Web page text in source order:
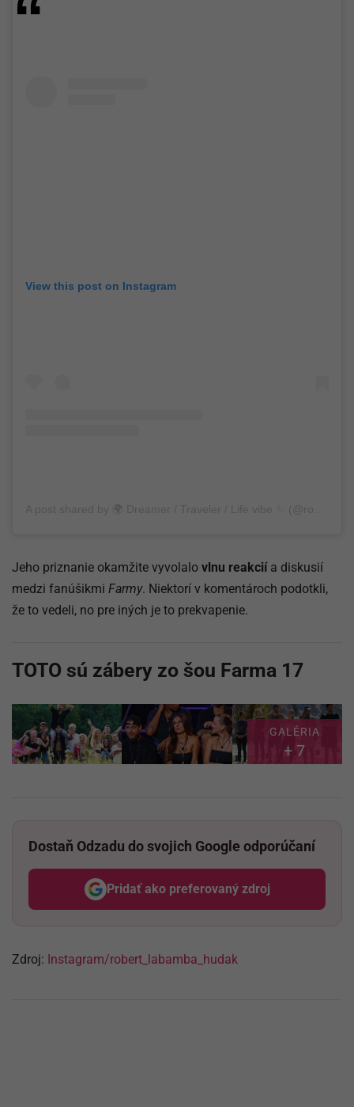
View this post on Instagram
Jeho priznanie okamžite vyvolalo vlnu reakciía diskusií
medzi fanúšikmi Farmy. Niektorí v komentároch podotkli,
že to vedeli, no pre iných je to prekvapenie.
TOTO sú zábery zo šou Farma 17
GALÉRIA
+ 7
Dostaň Odzadu do svojich Google odporúčaní
Pridať ako preferovaný zdroj
Odzadu, odkaz sa otvorí v
Zdroj: Instagram/robert_labamba_hudak